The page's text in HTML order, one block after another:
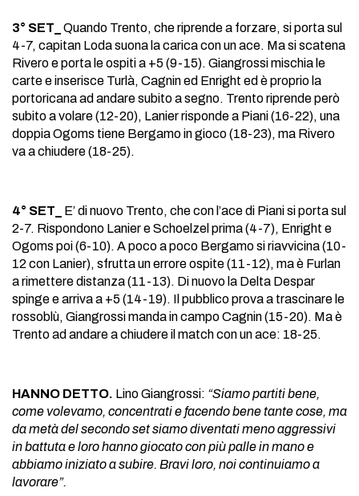
3° SET_
Quando Trento, che riprende a forzare, si porta sul
4-7, capitan Loda suona la carica con un ace. Ma si scatena
Rivero e porta le ospiti a +5 (9-15). Giangrossi mischia le
carte e inserisce Turlà, Cagnin ed Enright ed è proprio la
portoricana ad andare subito a segno. Trento riprende però
subito a volare (12-20), Lanier risponde a Piani (16-22), una
doppia Ogoms tiene Bergamo in gioco (18-23), ma Rivero
va a chiudere (18-25).
4° SET_
E’ di nuovo Trento, che con l’ace di Piani si porta sul
2-7. Rispondono Lanier e Schoelzel prima (4-7), Enright e
Ogoms poi (6-10). A poco a poco Bergamo si riavvicina (10-
12 con Lanier), sfrutta un errore ospite (11-12), ma è Furlan
a rimettere distanza (11-13). Di nuovo la Delta Despar
spinge e arriva a +5 (14-19). Il pubblico prova a trascinare le
rossoblù, Giangrossi manda in campo Cagnin (15-20). Ma è
Trento ad andare a chiudere il match con un ace: 18-25.
HANNO DETTO. Lino Giangrossi: “Siamo partiti bene,
come volevamo, concentrati e facendo bene tante cose, ma
da metà del secondo set siamo diventati meno aggressivi
in battuta e loro hanno giocato con più palle in mano e
abbiamo iniziato a subire. Bravi loro, noi continuiamo a
lavorare”.